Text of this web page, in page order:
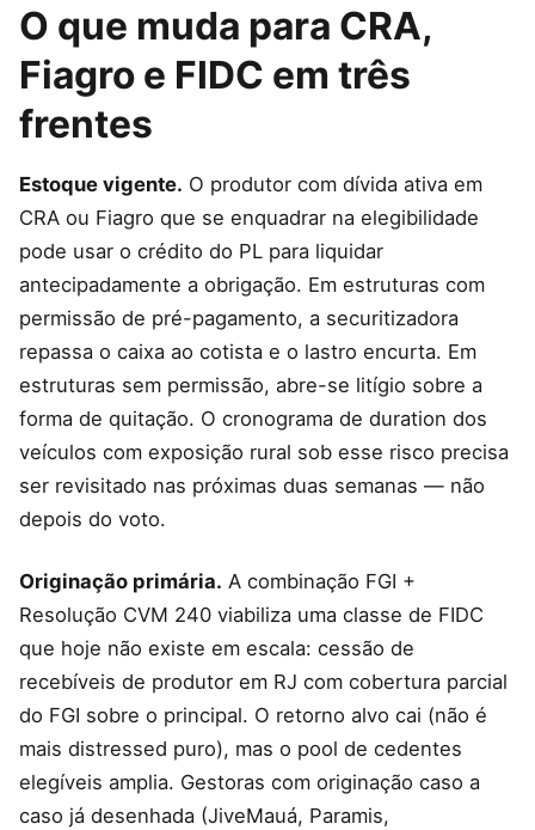
O que muda para CRA,
Fiagro e FIDC em três
frentes
Estoque vigente. O produtor com dívida ativa em
CRA ou Fiagro que se enquadrar na elegibilidade
pode usar o crédito do PL para liquidar
antecipadamente a obrigação. Em estruturas com
permissão de pré-pagamento, a securitizadora
repassa o caixa ao cotista e o lastro encurta. Em
estruturas sem permissão, abre-se litígio sobre a
forma de quitação. O cronograma de duration dos
veículos com exposição rural sob esse risco precisa
ser revisitado nas próximas duas semanas — não
depois do voto.
Originação primária. A combinação FGI +
Resolução CVM 240 viabiliza uma classe de FIDC
que hoje não existe em escala: cessão de
recebíveis de produtor em RJ com cobertura parcial
do FGI sobre o principal. O retorno alvo cai (não é
mais distressed puro), mas o pool de cedentes
elegíveis amplia. Gestoras com originação caso a
caso já desenhada (JiveMauá, Paramis,